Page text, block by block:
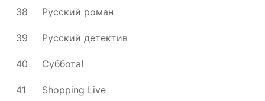
38 Русский роман
39 Русский детектив
40 Суббота!
41 Shopping Live